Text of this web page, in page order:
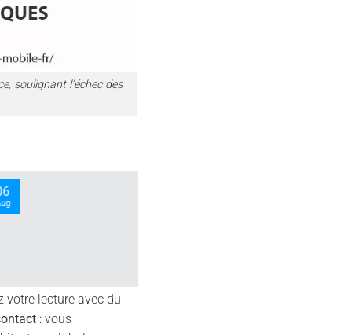
soulignant l’échec des
votre lecture avec du
: vous